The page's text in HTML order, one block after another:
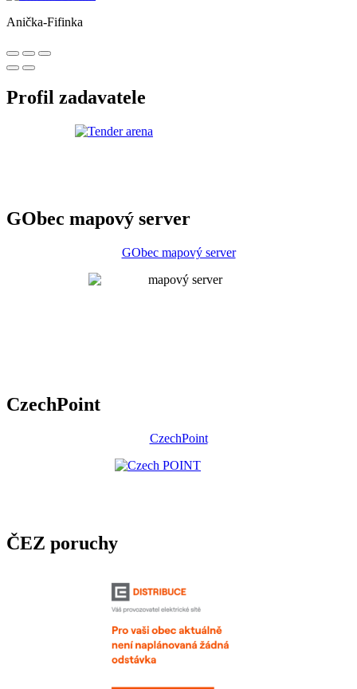
Anička-Fifinka
Profil zadavatele
GObec mapový server
GObec mapový server
CzechPoint
CzechPoint
ČEZ poruchy